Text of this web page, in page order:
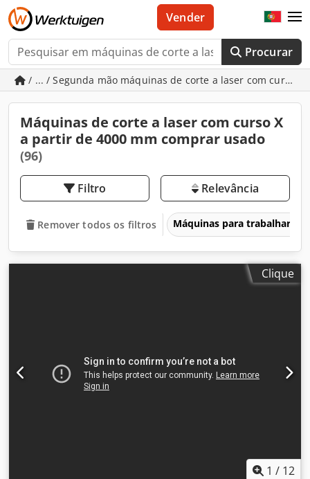
Procurar
Vender
/ ... / Segunda mão máquinas de corte a laser com curso
Máquinas de corte a laser com curso X
a partir de 4000 mm comprar usado
(96)
Filtro Relevância
Remover todos os filtros Máquinas para trabalhar
Clique
1 / 12